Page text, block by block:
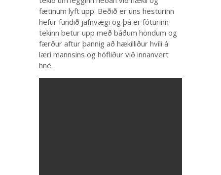
fætinum lyft upp. Beðið er uns hesturinn
hefur fundið jafnvægi og þá er fóturinn
tekinn betur upp með báðum höndum og
færður aftur þannig að hækilliður hvíli á
læri mannsins og hófliður við innanvert
hné.